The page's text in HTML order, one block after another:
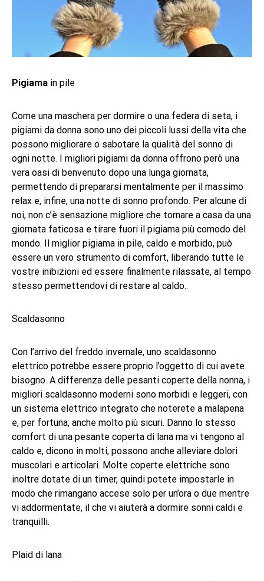
Pigiama in pile
Come una maschera per dormire o una federa di seta, i
pigiami da donna sono uno dei piccoli lussi della vita che
possono migliorare o sabotare la qualità del sonno di
ogni notte. I migliori pigiami da donna offrono però una
vera oasi di benvenuto dopo una lunga giornata,
permettendo di prepararsi mentalmente per il massimo
relax e, infine, una notte di sonno profondo. Per alcune di
noi, non c’è sensazione migliore che tornare a casa da una
giornata faticosa e tirare fuori il pigiama più comodo del
mondo. Il miglior pigiama in pile, caldo e morbido, può
essere un vero strumento di comfort, liberando tutte le
vostre inibizioni ed essere finalmente rilassate, al tempo
stesso permettendovi di restare al caldo..
Scaldasonno
Con l’arrivo del freddo invernale, uno scaldasonno
elettrico potrebbe essere proprio l’oggetto di cui avete
bisogno. A differenza delle pesanti coperte della nonna, i
migliori scaldasonno moderni sono morbidi e leggeri, con
un sistema elettrico integrato che noterete a malapena
e, per fortuna, anche molto più sicuri. Danno lo stesso
comfort di una pesante coperta di lana ma vi tengono al
caldo e, dicono in molti, possono anche alleviare dolori
muscolari e articolari. Molte coperte elettriche sono
inoltre dotate di un timer, quindi potete impostarle in
modo che rimangano accese solo per un’ora o due mentre
vi addormentate, il che vi aiuterà a dormire sonni caldi e
tranquilli.
Plaid di lana